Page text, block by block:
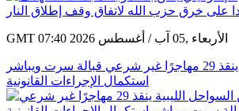
GMT 07:40 2026 الأربعاء ,05 آب / أغسطس
أمن السواحل الليبية ينقذ 29 مهاجرًا غير شرعي قبالة سرت ويباشر
استكمال الإجراءات القانونية